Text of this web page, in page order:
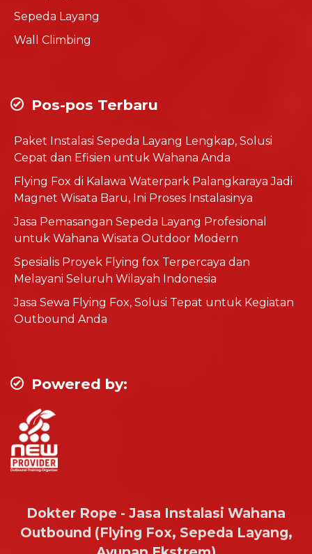
Sepeda Layang
Wall Climbing
Pos-pos Terbaru
Paket Instalasi Sepeda Layang Lengkap, Solusi
Cepat dan Efisien untuk Wahana Anda
Flying Fox di Kalawa Waterpark Palangkaraya Jadi
Magnet Wisata Baru, Ini Proses Instalasinya
Jasa Pemasangan Sepeda Layang Profesional
untuk Wahana Wisata Outdoor Modern
Spesialis Proyek Flying fox Terpercaya dan
Melayani Seluruh Wilayah Indonesia
Jasa Sewa Flying Fox, Solusi Tepat untuk Kegiatan
Outbound Anda
Powered by:
Dokter Rope - Jasa Instalasi Wahana
Outbound (Flying Fox, Sepeda Layang,